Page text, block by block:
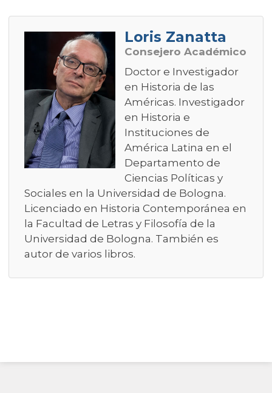
Loris Zanatta
Consejero Académico
Doctor e Investigador
en Historia de las
Américas. Investigador
en Historia e
Instituciones de
América Latina en el
Departamento de
Ciencias Políticas y
Sociales en la Universidad de Bologna.
Licenciado en Historia Contemporánea en
la Facultad de Letras y Filosofía de la
Universidad de Bologna. También es
autor de varios libros.